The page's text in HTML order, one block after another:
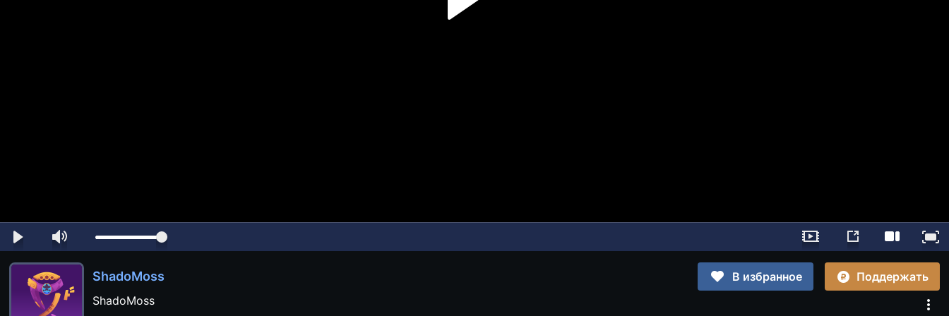
ShadoMoss В избранное
Поддержать
ShadoMoss